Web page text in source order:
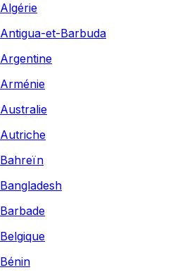
Algérie
Antigua-et-Barbuda
Argentine
Arménie
Australie
Autriche
Bahreïn
Bangladesh
Barbade
Belgique
Bénin